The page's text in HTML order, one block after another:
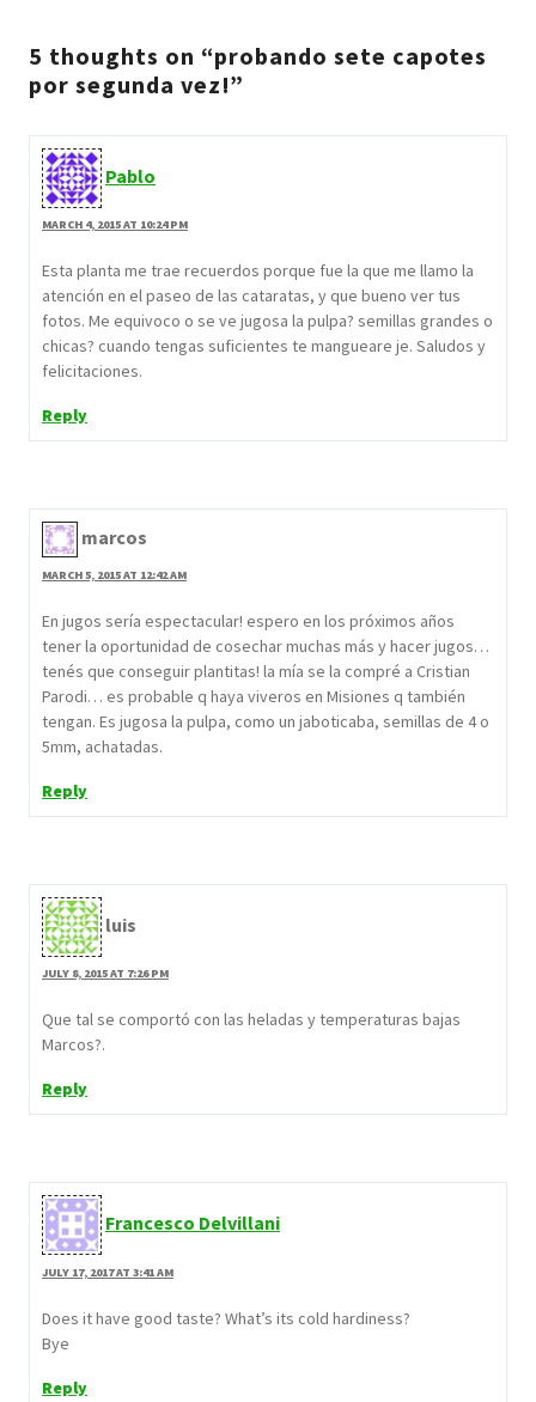
5 thoughts on “probando sete capotes
por segunda vez!”
Pablo
MARCH 4, 2015 AT 10:24 PM
Esta planta me trae recuerdos porque fue la que me llamo la
atención en el paseo de las cataratas, y que bueno ver tus
fotos. Me equivoco o se ve jugosa la pulpa? semillas grandes o
chicas? cuando tengas suficientes te mangueare je. Saludos y
felicitaciones.
Reply
marcos
MARCH 5, 2015 AT 12:42 AM
En jugos sería espectacular! espero en los próximos años
tener la oportunidad de cosechar muchas más y hacer jugos…
tenés que conseguir plantitas! la mía se la compré a Cristian
Parodi… es probable q haya viveros en Misiones q también
tengan. Es jugosa la pulpa, como un jaboticaba, semillas de 4 o
5mm, achatadas.
Reply
luis
JULY 8, 2015 AT 7:26 PM
Que tal se comportó con las heladas y temperaturas bajas
Marcos?.
Reply
Francesco Delvillani
JULY 17, 2017 AT 3:41 AM
Does it have good taste? What’s its cold hardiness?
Bye
Reply